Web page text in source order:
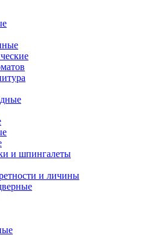
и шпингалеты
и личины